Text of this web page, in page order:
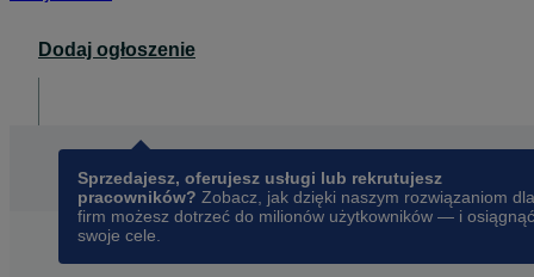
Dodaj ogłoszenie
Sprzedajesz, oferujesz usługi lub rekrutujesz
pracowników? Zobacz, jak dzięki naszym rozwiązaniom dla
firm możesz dotrzeć do milionów użytkowników — i osiągnąć
swoje cele.